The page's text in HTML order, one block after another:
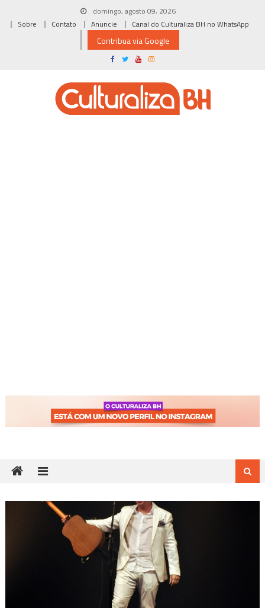
domingo, agosto 09, 2026
Sobre
Contato Anuncie Canal do Culturaliza BH no WhatsApp
Contribua via Google